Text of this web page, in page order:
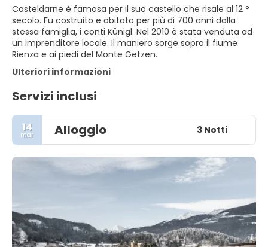
Casteldarne è famosa per il suo castello che risale al 12 °
secolo. Fu costruito e abitato per più di 700 anni dalla
stessa famiglia, i conti Künigl. Nel 2010 è stata venduta ad
un imprenditore locale. Il maniero sorge sopra il fiume
Rienza e ai piedi del Monte Getzen.
Ulteriori informazioni
Servizi inclusi
14
mar Alloggio 3 Notti